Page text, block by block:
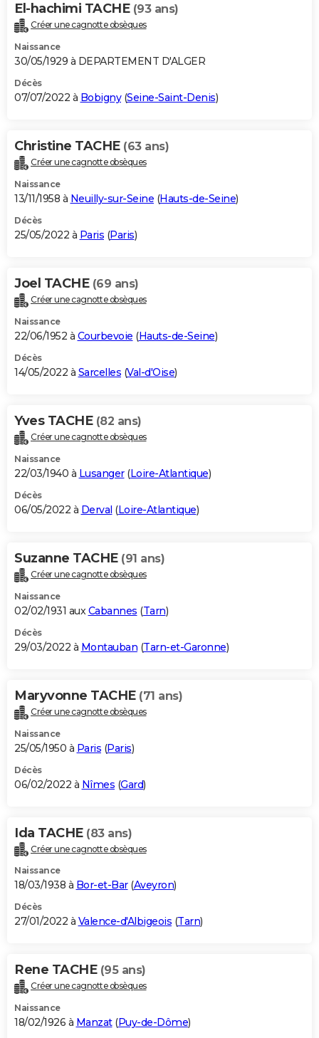
El-hachimi TACHE (93 ans)
Créer une cagnotte obsèques
Naissance
30/05/1929 à DEPARTEMENT D'ALGER
Décès
07/07/2022 à Bobigny(Seine-Saint-Denis)
Christine TACHE (63 ans)
Créer une cagnotte obsèques
Naissance
13/11/1958 à Neuilly-sur-Seine (Hauts-de-Seine)
Décès
25/05/2022 à Paris (Paris)
Joel TACHE (69 ans)
Créer une cagnotte obsèques
Naissance
22/06/1952 à Courbevoie (Hauts-de-Seine)
Décès
14/05/2022 à Sarcelles (Val-d'Oise)
Yves TACHE (82 ans)
Créer une cagnotte obsèques
Naissance
22/03/1940 à Lusanger(Loire-Atlantique)
Décès
06/05/2022 à Derval (Loire-Atlantique)
Suzanne TACHE (91 ans)
Créer une cagnotte obsèques
Naissance
02/02/1931 auxCabannes (Tarn)
Décès
29/03/2022 à Montauban (Tarn-et-Garonne)
Maryvonne TACHE (71 ans)
Créer une cagnotte obsèques
Naissance
25/05/1950 à Paris (Paris)
Décès
06/02/2022 à Nîmes (Gard)
Ida TACHE (83 ans)
Créer une cagnotte obsèques
Naissance
18/03/1938 à Bor-et-Bar(Aveyron)
Décès
27/01/2022 à Valence-d'Albigeois (Tarn)
Rene TACHE (95 ans)
Créer une cagnotte obsèques
Naissance
18/02/1926 à Manzat(Puy-de-Dôme)